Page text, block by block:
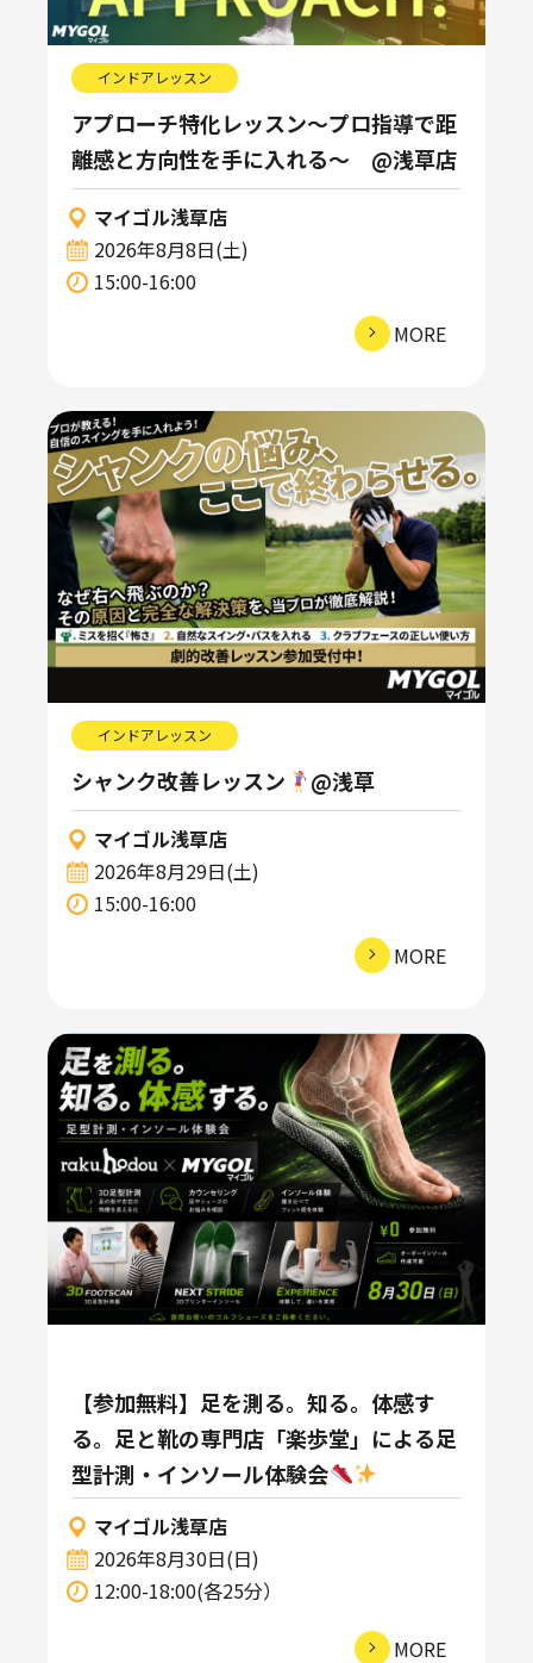
インドアレッスン
アプローチ特化レッスン～プロ指導で距
離感と方向性を手に入れる～ @浅草店
マイゴル浅草店
2026年8月8日(土)
15:00-16:00
MORE
インドアレッスン
シャンク改善レッスン @浅草
マイゴル浅草店
2026年8月29日(土)
15:00-16:00
MORE
【参加無料】足を測る。知る。体感す
る。足と靴の専門店「楽歩堂」による足
型計測・インソール体験会
マイゴル浅草店
2026年8月30日(日)
12:00-18:00(各25分）
MORE